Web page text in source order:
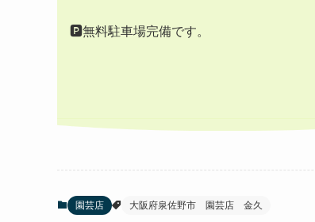
🅿無料駐車場完備です。
園芸店 大阪府泉佐野市 園芸店 金久